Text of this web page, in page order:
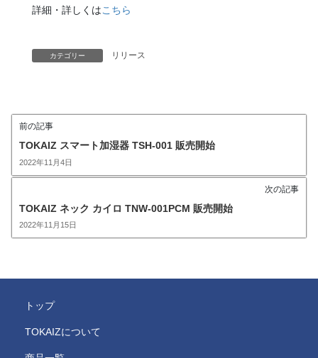
詳細・詳しくはこちら
カテゴリー リリース
前の記事
TOKAIZ スマート加湿器 TSH-001 販売開始
2022年11月4日
次の記事
TOKAIZ ネック カイロ TNW-001PCM 販売開始
2022年11月15日
トップ
TOKAIZについて